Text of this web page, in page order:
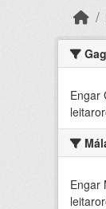
Engar
Engar